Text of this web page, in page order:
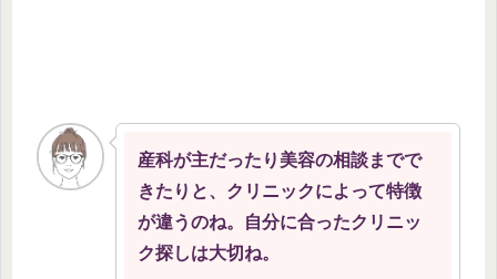
産科が主だったり美容の相談までで
きたりと、クリニックによって特徴
が違うのね。自分に合ったクリニッ
ク探しは大切ね。